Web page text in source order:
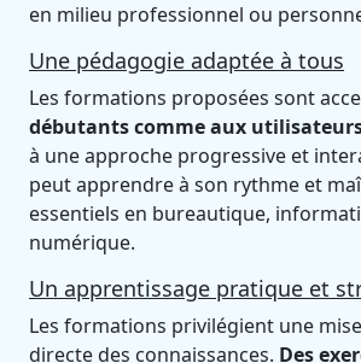
en milieu professionnel ou
Une pédagogie adaptée à tous
Les formations proposées sont
débutants comme aux
à une approche progressive et
peut apprendre à son rythme et
essentiels en bureautique,
numérique.
Un apprentissage pratique et
Les formations privilégient une
directe des connaissances. Des